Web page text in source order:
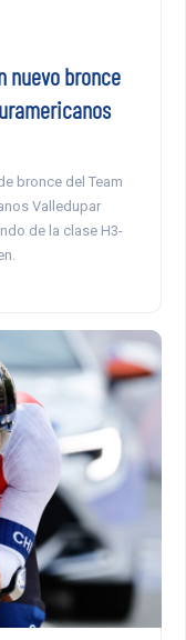
nuevo bronce
bronce del Team
Valledupar
de la clase H3-